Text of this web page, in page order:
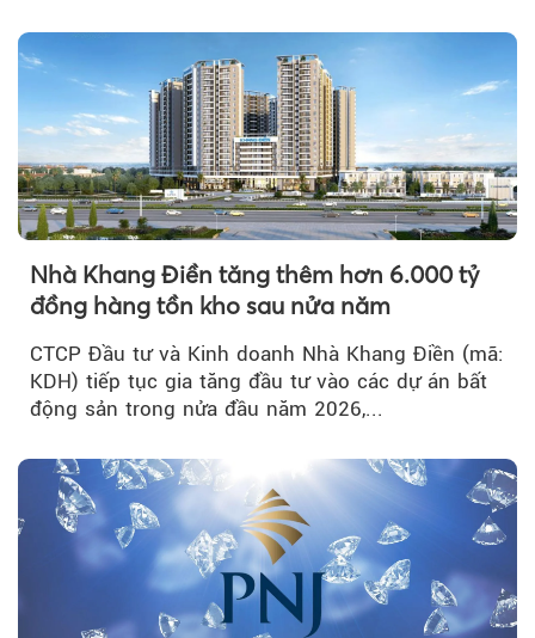
Nhà Khang Điền tăng thêm hơn 6.000 tỷ
đồng hàng tồn kho sau nửa năm
CTCP Đầu tư và Kinh doanh Nhà Khang Điền (mã:
KDH) tiếp tục gia tăng đầu tư vào các dự án bất
động sản trong nửa đầu năm 2026,...